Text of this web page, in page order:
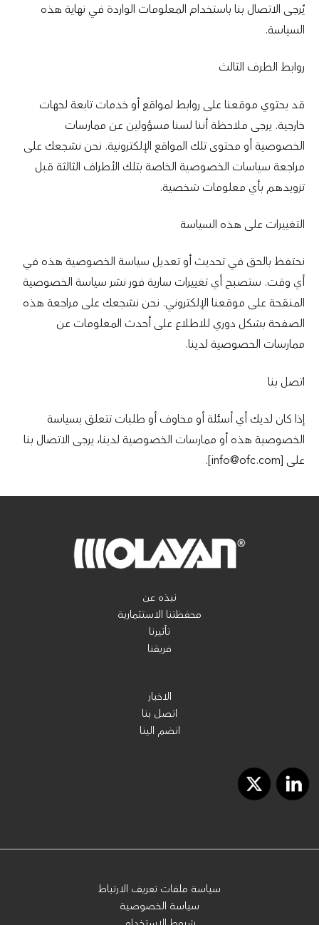
يُرجى الاتصال بنا باستخدام المعلومات الواردة في نهاية هذه
السياسة.
روابط الطرف الثالث
قد يحتوي موقعنا على روابط لمواقع أو خدمات تابعة لجهات
خارجية. يرجى ملاحظة أننا لسنا مسؤولين عن ممارسات
الخصوصية أو محتوى تلك المواقع الإلكترونية. نحن نشجعك على
مراجعة سياسات الخصوصية الخاصة بتلك الأطراف الثالثة قبل
تزويدهم بأي معلومات شخصية.
التغييرات على هذه السياسة
نحتفظ بالحق في تحديث أو تعديل سياسة الخصوصية هذه في
أي وقت. ستصبح أي تغييرات سارية فور نشر سياسة الخصوصية
المنقحة على موقعنا الإلكتروني. نحن نشجعك على مراجعة هذه
الصفحة بشكل دوري للاطلاع على أحدث المعلومات عن
ممارسات الخصوصية لدينا.
اتصل بنا
إذا كان لديك أي أسئلة أو مخاوف أو طلبات تتعلق بسياسة
الخصوصية هذه أو ممارسات الخصوصية لدينا، يرجى الاتصال بنا
على [info@ofc.com].
نبذه عن
محفظتنا الاستثمارية
تأثيرنا
فريقنا
الاخبار
اتصل بنا
انضم الينا
سياسة ملفات تعريف الارتباط
سياسة الخصوصية